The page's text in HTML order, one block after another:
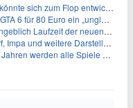
sich zum Flop entwickeln
Euro ein „unglaubliches Schnäppchen“
der neuen Gameplay-Präsentation
weitere Darsteller sollen feststehen
werden alle Spiele gestreamt